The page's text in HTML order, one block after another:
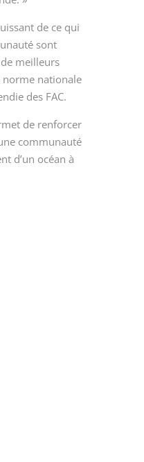
de ce qui
sont
meilleurs
norme nationale
des FAC.
de renforcer
communauté
d’un océan à